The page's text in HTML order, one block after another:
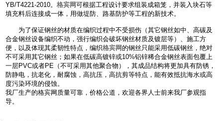
YB/T4221-2010。格宾网可根据工程设计要求组装成箱笼，并装入块石等
填充料后连接成一体，用做堤防、路基防护等工程的新技术。
为了保证钢丝的材质在编织过程中不受损伤（其它钢丝如中、高碳及
合金钢丝设备编织不动，强行编织会破坏钢丝材质及镀层等）、施工方
便，以及体现其柔韧性特点，编织格宾网的钢丝只能采用低碳钢丝，绝对
不可采用其它钢丝；如果在低碳高镀锌或10%铝锌稀合金钢丝表面包覆上
一层PVC或者PE（不可采用其他聚合物），其成品结构将更加具有防锈，
防静电，抗老化，耐腐蚀，高抗压，高抗剪等特点，能有效抵抗海水或高
度污染环境的侵蚀。
我厂生产的格宾网质量可靠，价格公道，欢迎各界人士前来我厂参观指
导。